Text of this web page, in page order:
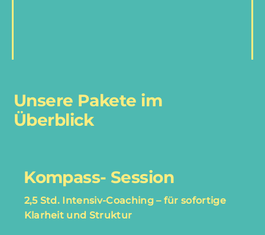
Unsere Pakete im
Überblick
Kompass- Session
2,5 Std. Intensiv-Coaching – für sofortige
Klarheit und Struktur